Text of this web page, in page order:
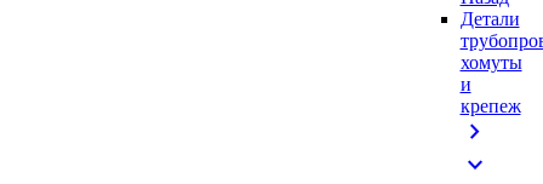
Детали
хомуты
и
крепеж
chevron_right
expand_more